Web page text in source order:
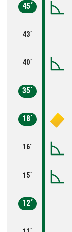
45´
43´
40´
35´
18´
16´
15´
12´